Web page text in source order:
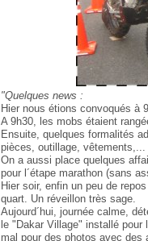
"Quelques news :
Hier nous étions convoqués à
A 9h30, les mobs étaient
Ensuite, quelques formalités
pièces, outillage, vêtements,...
On a aussi place quelques
pour l´étape marathon (sans
Hier soir, enfin un peu de
quart. Un réveillon très sage.
Aujourd´hui, journée calme,
le "Dakar Village" installé pour
mal pour des photos avec des